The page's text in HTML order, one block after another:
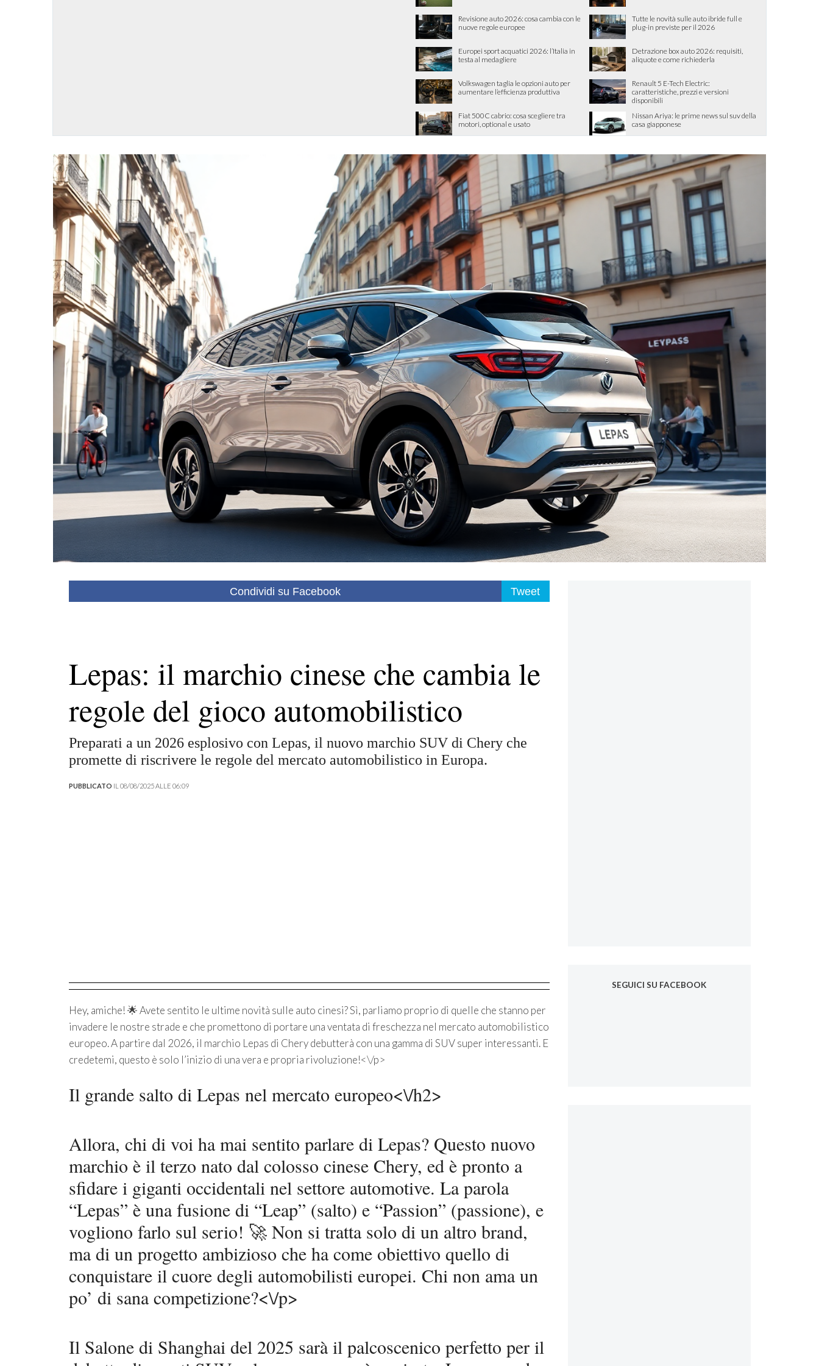
Revisione auto 2026: cosa cambia con le
nuove regole europee
Tutte le novità sulle auto ibride full e
plug-in previste per il 2026
Europei sport acquatici 2026: l’Italia in
testa al medagliere
Detrazione box auto 2026: requisiti,
aliquote e come richiederla
Volkswagen taglia le opzioni auto per
aumentare l’efficienza produttiva
Renault 5 E-Tech Electric:
caratteristiche, prezzi e versioni
disponibili
Fiat 500C cabrio: cosa scegliere tra
motori, optional e usato
Nissan Ariya: le prime news sul suv della
casa giapponese
Condividi su Facebook Tweet
Lepas: il marchio cinese che cambia le
regole del gioco automobilistico
Preparati a un 2026 esplosivo con Lepas, il nuovo marchio SUV di Chery che
promette di riscrivere le regole del mercato automobilistico in Europa.
PUBBLICATO IL 08/08/2025 ALLE 06:09
Hey, amiche! 🌟 Avete sentito le ultime novità sulle auto cinesi? Sì, parliamo proprio di quelle che stanno per
invadere le nostre strade e che promettono di portare una ventata di freschezza nel mercato automobilistico
europeo. A partire dal 2026, il marchio Lepas di Chery debutterà con una gamma di SUV super interessanti. E
credetemi, questo è solo l’inizio di una vera e propria rivoluzione!<\/p>
Il grande salto di Lepas nel mercato europeo<\/h2>
Allora, chi di voi ha mai sentito parlare di Lepas? Questo nuovo
marchio è il terzo nato dal colosso cinese Chery, ed è pronto a
sfidare i giganti occidentali nel settore automotive. La parola
“Lepas” è una fusione di “Leap” (salto) e “Passion” (passione), e
vogliono farlo sul serio! 🚀 Non si tratta solo di un altro brand,
ma di un progetto ambizioso che ha come obiettivo quello di
conquistare il cuore degli automobilisti europei. Chi non ama un
po’ di sana competizione?<\/p>
Il Salone di Shanghai del 2025 sarà il palcoscenico perfetto per il
SEGUICI SU FACEBOOK